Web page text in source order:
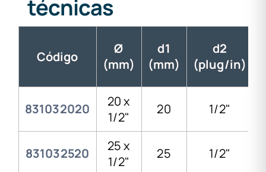
técnicas
Código
Ø
(mm)
d1
(mm)
d2
(plug/in)
831032020
20 x
1/2"
20 1/2"
831032520
25 x
1/2"
25 1/2"